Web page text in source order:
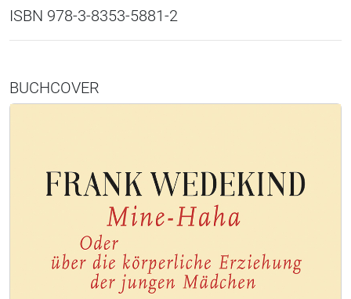
ISBN 978-3-8353-5881-2
BUCHCOVER